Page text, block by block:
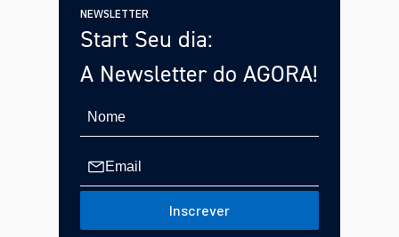
NEWSLETTER
Start Seu dia:
A Newsletter do AGORA!
Inscrever